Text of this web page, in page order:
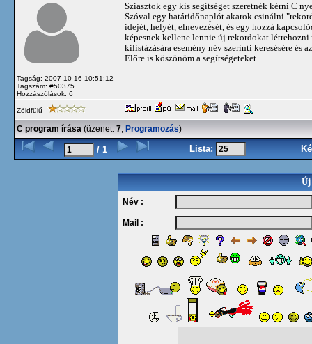
Tagság: 2007-10-16 10:51:12
Tagszám: #50375
Hozzászólások: 6
Sziasztok egy kis segítséget szeretnék kérni C
Szóval egy határidőnaplót akarok csinálni
idejét, helyét, elnevezését, és egy hozzá
képesnek kellene lennie új rekordokat
kilistázására esemény név szerinti keresésére és
Előre is köszönöm a segítségeteket
Zöldfülű
C program írása (üzenet: 7, Programozás)
/ 1 Lista:
Új
Név :
Mail :